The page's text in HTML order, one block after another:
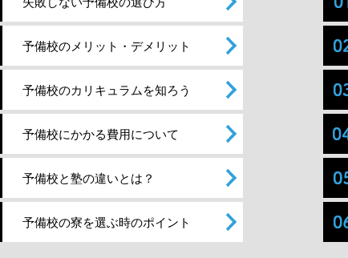
予備校のメリット・デメリット
予備校のカリキュラムを知ろう
予備校にかかる費用について
予備校と塾の違いとは？
予備校の寮を選ぶ時のポイント